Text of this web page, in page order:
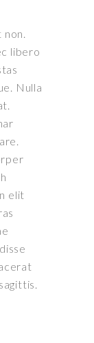
non.
libero
Nulla
elit